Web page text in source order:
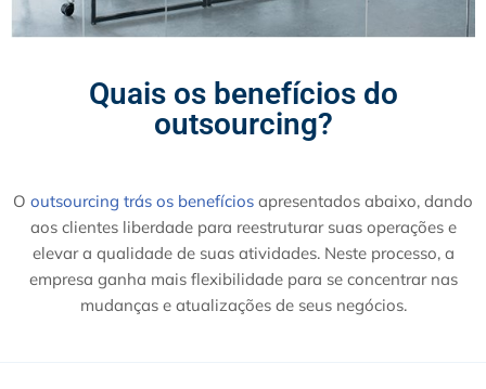
Quais os benefícios do
outsourcing?
O outsourcing trás os benefícios apresentados abaixo, dando
aos clientes liberdade para reestruturar suas operações e
elevar a qualidade de suas atividades. Neste processo, a
empresa ganha mais flexibilidade para se concentrar nas
mudanças e atualizações de seus negócios.